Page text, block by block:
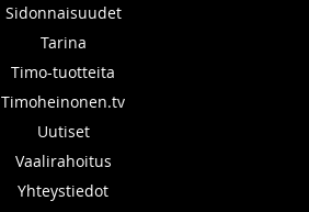
Sidonnaisuudet
Tarina
Timo-tuotteita
Timoheinonen.tv
Uutiset
Vaalirahoitus
Yhteystiedot